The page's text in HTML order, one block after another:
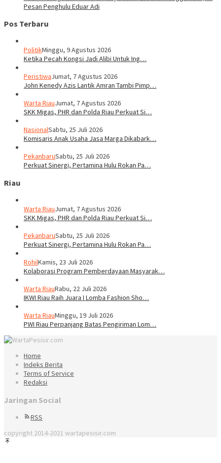
Pesan Penghulu Eduar Adi
Pos Terbaru
PolitikMinggu, 9 Agustus 2026
Ketika Pecah Kongsi Jadi Alibi Untuk Ing…
PeristiwaJumat, 7 Agustus 2026
John Kenedy Azis Lantik Amran Tambi Pimp…
Warta RiauJumat, 7 Agustus 2026
SKK Migas, PHR dan Polda Riau Perkuat Si…
NasionalSabtu, 25 Juli 2026
Komisaris Anak Usaha Jasa Marga Dikabark…
PekanbaruSabtu, 25 Juli 2026
Perkuat Sinergi, Pertamina Hulu Rokan Pa…
Riau
Warta RiauJumat, 7 Agustus 2026
SKK Migas, PHR dan Polda Riau Perkuat Si…
PekanbaruSabtu, 25 Juli 2026
Perkuat Sinergi, Pertamina Hulu Rokan Pa…
RohilKamis, 23 Juli 2026
Kolaborasi Program Pemberdayaan Masyarak…
Warta RiauRabu, 22 Juli 2026
IKWI Riau Raih Juara I Lomba Fashion Sho…
Warta RiauMinggu, 19 Juli 2026
PWI Riau Perpanjang Batas Pengiriman Lom…
Home
Indeks Berita
Terms of Service
Redaksi
Jaringan Social
RSS
copyright 2014-2021 wartapesisir.com